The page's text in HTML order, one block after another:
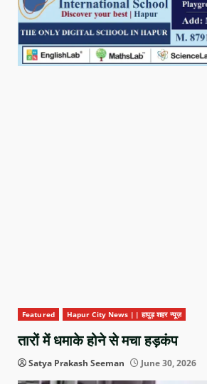
Featured Hapur City News || हापुड़ शहर न्यूज़
तारों में धमाके होने से मचा हड़कंप
Satya Prakash Seeman June 30, 2026